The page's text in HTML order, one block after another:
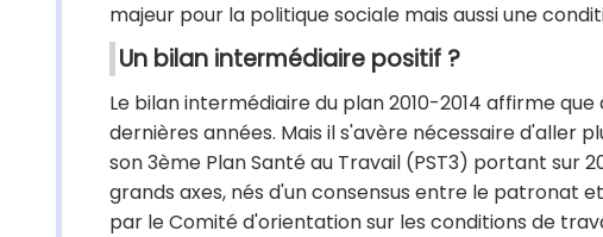
majeur pour la politique sociale mais aussi une
Un bilan intermédiaire positif ?
Le bilan intermédiaire du plan 2010-2014 affirme
dernières années. Mais il s'avère nécessaire d'aller
son 3ème Plan Santé au Travail (PST3) portant sur
grands axes, nés d'un consensus entre le patronat
par le Comité d'orientation sur les conditions de